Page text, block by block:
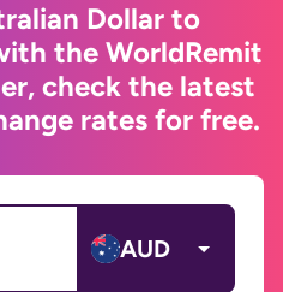
Dollar to
the WorldRemit
check the latest
rates for free.
AUD